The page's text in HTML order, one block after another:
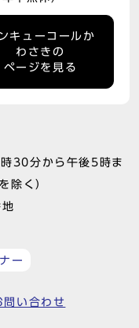
キューコールか
わさきの
ページを見る
30分から午後5時ま
除く）
ー
問い合わせ